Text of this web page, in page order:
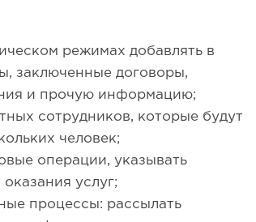
режимах добавлять в
заключенные договоры,
и прочую информацию;
сотрудников, которые будут
человек;
операции, указывать
услуг;
процессы: рассылать